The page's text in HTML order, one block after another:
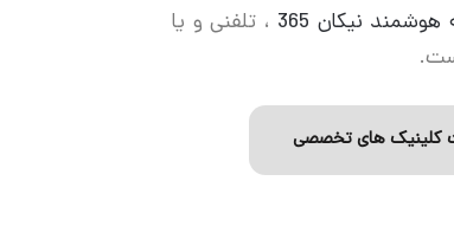
نیکان 365
، تلفنی و یا
کلینیک های تخصصی